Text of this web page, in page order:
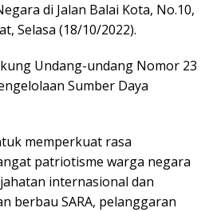
di Jalan Balai Kota, No.10,
Selasa (18/10/2022).
Undang-undang Nomor 23
Sumber Daya
memperkuat rasa
patriotisme warga negara
internasional dan
berbau SARA, pelanggaran